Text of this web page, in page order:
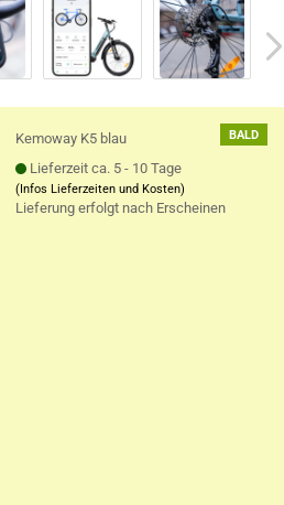
BALD
Kemoway K5 blau
Lieferzeit ca. 5 - 10 Tage
(Infos Lieferzeiten und Kosten)
Lieferung erfolgt nach Erscheinen